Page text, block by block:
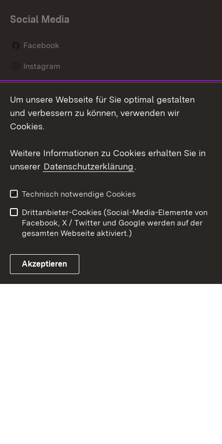
Social Media
Facebook
Instagram
Mastodon
Youtube
Link zum Landesportal
Kontakt
Datenschutz
Barrierefreiheit
Impressum Cookies
Um unsere Webseite für Sie optimal gestalten
und verbessern zu können, verwenden wir
Cookies.
Weitere Informationen zu Cookies erhalten Sie in
unserer Datenschutzerklärung.
Technisch notwendige Cookies
Drittanbieter-Cookies (Social-Media-Elemente von
Facebook, X / Twitter und Google werden auf der
gesamten Webseite aktiviert.)
Akzeptieren